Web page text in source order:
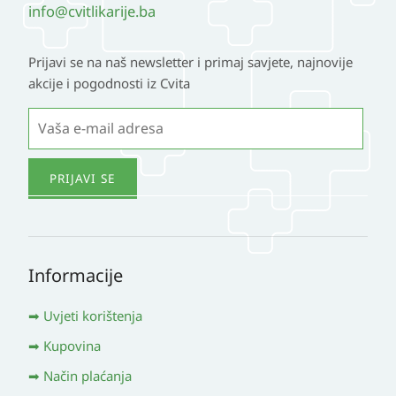
info@cvitlikarije.ba
Prijavi se na naš newsletter i primaj savjete, najnovije
akcije i pogodnosti iz Cvita
Informacije
Uvjeti korištenja
Kupovina
Način plaćanja